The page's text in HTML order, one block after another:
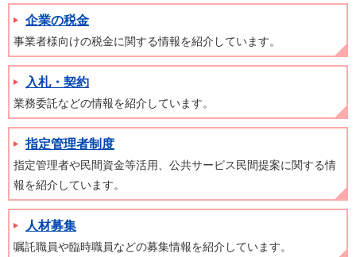
企業の税金
事業者様向けの税金に関する情報を紹介しています。
入札・契約
業務委託などの情報を紹介しています。
指定管理者制度
指定管理者や民間資金等活用、公共サービス民間提案に関する情
報を紹介しています。
人材募集
嘱託職員や臨時職員などの募集情報を紹介しています。